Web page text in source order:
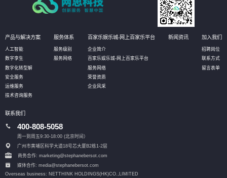
产品与解决方案
人工智能
数字孪生
数字化转型解
安全服务
运维服务
技术咨询服务
服务体系
服务级别
服务网络
百家乐娱乐城-网上百家乐平台
企业简介
百家乐娱乐城-网上百家乐平台
服务网络
荣誉资质
企业风采
新闻资讯 加入我们
招聘岗位
联系方式
留言表单
联系我们
400-808-5058
周一到周五9:30-18:00 (北京时间）
广州市黄埔区科学大道18号芯大厦B2栋1-2层
商务合作: marketing@stephanebersot.com
媒体合作: media@stephanebersot.com
Overseas business: NETTHINK HOLDINGS(HK)CO.,LIMITED